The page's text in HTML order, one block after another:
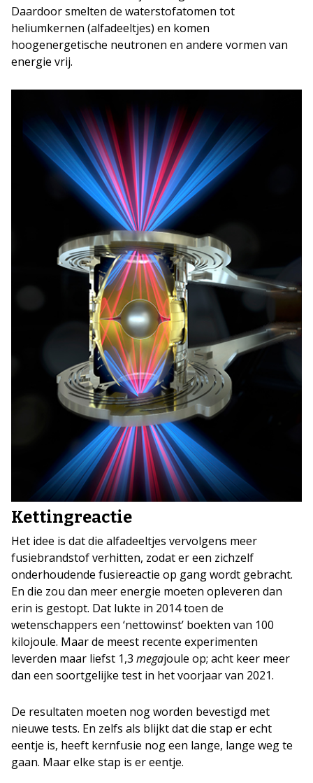
Daardoor smelten de waterstofatomen tot
heliumkernen (alfadeeltjes) en komen
hoogenergetische neutronen en andere vormen van
energie vrij.
Kettingreactie
Het idee is dat die alfadeeltjes vervolgens meer
fusiebrandstof verhitten, zodat er een zichzelf
onderhoudende fusiereactie op gang wordt gebracht.
En die zou dan meer energie moeten opleveren dan
erin is gestopt. Dat lukte in 2014 toen de
wetenschappers een ‘nettowinst’ boekten van 100
kilojoule. Maar de meest recente experimenten
leverden maar liefst 1,3 megajoule op; acht keer meer
dan een soortgelijke test in het voorjaar van 2021.
De resultaten moeten nog worden bevestigd met
nieuwe tests. En zelfs als blijkt dat die stap er echt
eentje is, heeft kernfusie nog een lange, lange weg te
gaan. Maar elke stap is er eentje.